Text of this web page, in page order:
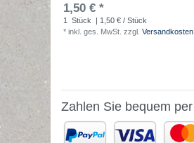
1,50 € *
1 Stück
| 1,50 € / Stück
* inkl. ges. MwSt. zzgl. Versandkosten
Zahlen Sie bequem per